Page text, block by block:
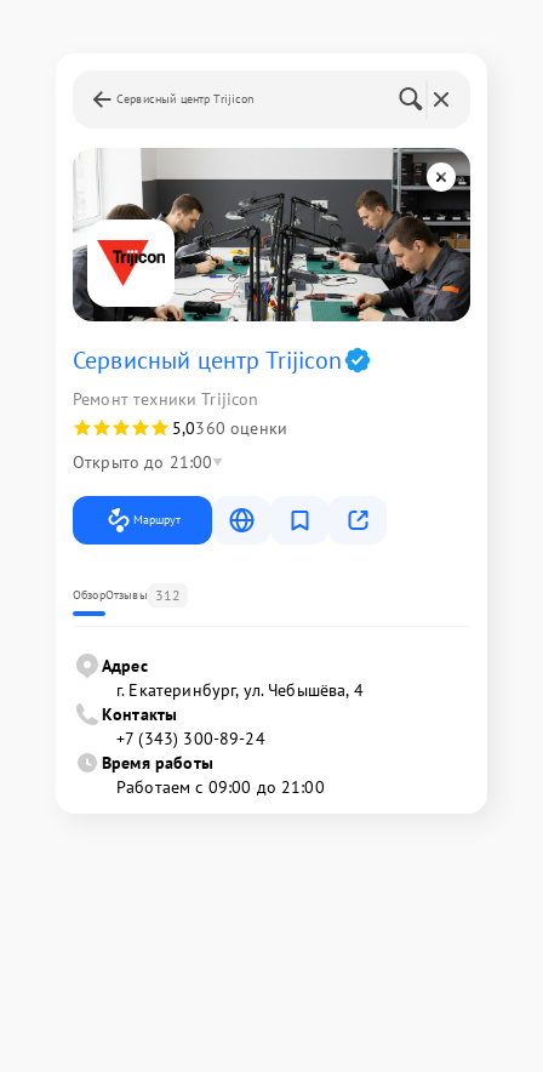
Сервисный центр Trijicon
Сервисный центр Trijicon
Ремонт техники Trijicon
5,0360 оценки
Открыто до 21:00
Маршрут
ОбзорОтзывы 312
Адрес
г. Екатеринбург, ул. Чебышёва, 4
Контакты
+7 (343) 300-89-24
Время работы
Работаем с 09:00 до 21:00